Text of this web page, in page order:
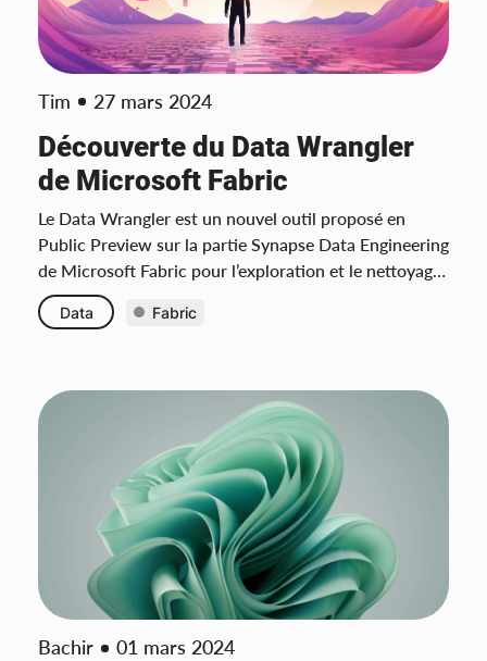
Tim 27 mars 2024
Découverte du Data Wrangler
de Microsoft Fabric
Le Data Wrangler est un nouvel outil proposé en
Public Preview sur la partie Synapse Data Engineering
de Microsoft Fabric pour l’exploration et le nettoyage
des données.
Data Fabric
Bachir 01 mars 2024